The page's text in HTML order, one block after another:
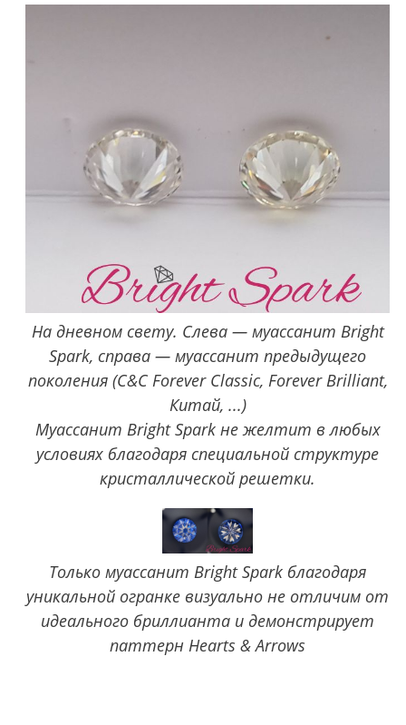
На дневном свету. Слева — муассанит Bright
Spark, справа — муассанит предыдущего
поколения (C&C Forever Classic, Forever Brilliant,
Китай, ...)
Муассанит Bright Spark не желтит в любых
условиях благодаря специальной структуре
кристаллической решетки.
Только муассанит Bright Spark благодаря
уникальной огранке визуально не отличим от
идеального бриллианта и демонстрирует
паттерн Hearts & Arrows